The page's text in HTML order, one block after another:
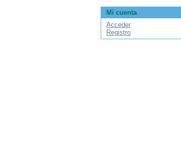
Mi cuenta
Acceder
Registro